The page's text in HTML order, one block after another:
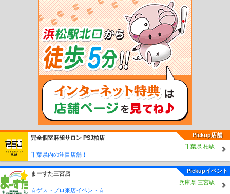
根岸駅 磯子駅 新杉田駅 洋光台駅 港南台駅 本郷台駅
東戸塚駅 北鎌倉駅 鎌倉駅 逗子駅 東逗子駅 田浦駅
久里浜駅 京急久里浜駅 北茅ケ崎駅 香川駅 寒川駅 宮山駅 倉見駅
厚木駅 海老名駅 入谷駅 相武台下駅 下溝駅 原当麻駅
南橋本駅 相模湖駅 藤野駅 京急新子安駅 新子安駅 下曽我駅
相模金子駅 松田駅 東山北駅 山北駅 谷峨駅 京王稲田堤駅 若葉台駅
生田駅 読売ランド前駅 百合ヶ丘駅 新百合ヶ丘駅 柿生駅
小田急相模原駅 相武台前駅 座間駅 本厚木駅 愛甲石田駅 伊勢原駅
東海大学前駅 秦野駅 渋沢駅 新松田駅 開成駅 栢山駅 富水駅
東林間駅 中央林間駅 南林間駅 鶴間駅 大和駅 桜ヶ丘駅
六会日大前駅 善行駅 藤沢本町駅 本鵠沼駅
五月台駅 栗平駅 黒川駅 はるひ野駅 新丸子駅 元住吉駅
大倉山駅 妙蓮寺駅 白楽駅 東白楽駅 反町駅 二子新地駅
駅
梶が谷駅 宮崎台駅 宮前平駅 鷺沼駅 たまプラーザ駅 あざみ野駅
江田駅
市が尾駅
藤が丘駅 青葉台駅 田奈駅 こどもの国駅
京急川
崎駅
鶴見市場駅 神奈川駅
戸部駅
日ノ出町駅
黄金町駅 南太田駅 井土ヶ谷駅 弘明寺駅 上大岡駅 屏風浦駅
杉田
駅
京急富岡駅 能見台駅 金沢文庫駅 金沢八景駅 追浜駅 京急田浦駅
安針塚
駅
逸見駅 京急大津駅
馬堀海岸
駅
浦賀駅 港町駅 鈴木町駅 川崎大師駅
六
Pickup店舗
完全個室麻雀サロン PSJ柏店
千葉県 柏駅
千葉県内の注目店舗！
Pickupイベント
まーすた三宮店
兵庫県 三宮駅
☆ゲストプロ来店イベント☆